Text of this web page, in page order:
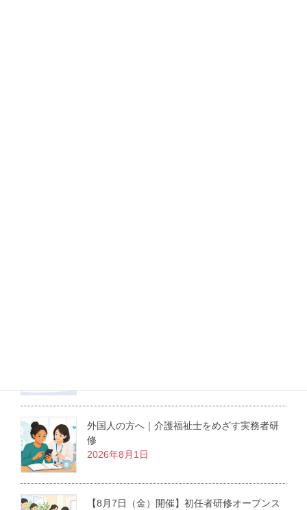
外国人の方へ｜介護福祉士をめざす実務者研
修
2026年8月1日
【8月7日（金）開催】初任者研修オープンス